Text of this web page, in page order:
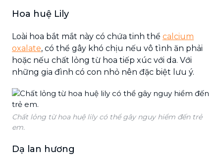
Hoa huệ Lily
Loài hoa bắt mắt này có chứa tinh thể calcium
oxalate, có thể gây khó chịu nếu vô tình ăn phải
hoặc nếu chất lỏng từ hoa tiếp xúc với da. Với
những gia đình có con nhỏ nên đặc biệt lưu ý.
Chất lỏng từ hoa huệ lily có thể gây nguy hiểm đến trẻ
em.
Dạ lan hương